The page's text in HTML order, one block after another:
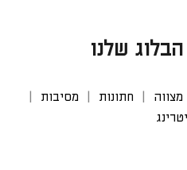
שלנו
חתונות
מסיבות